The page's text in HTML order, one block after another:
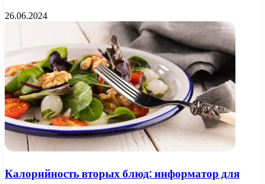
26.06.2024
Калорийность вторых блюд: информатор для